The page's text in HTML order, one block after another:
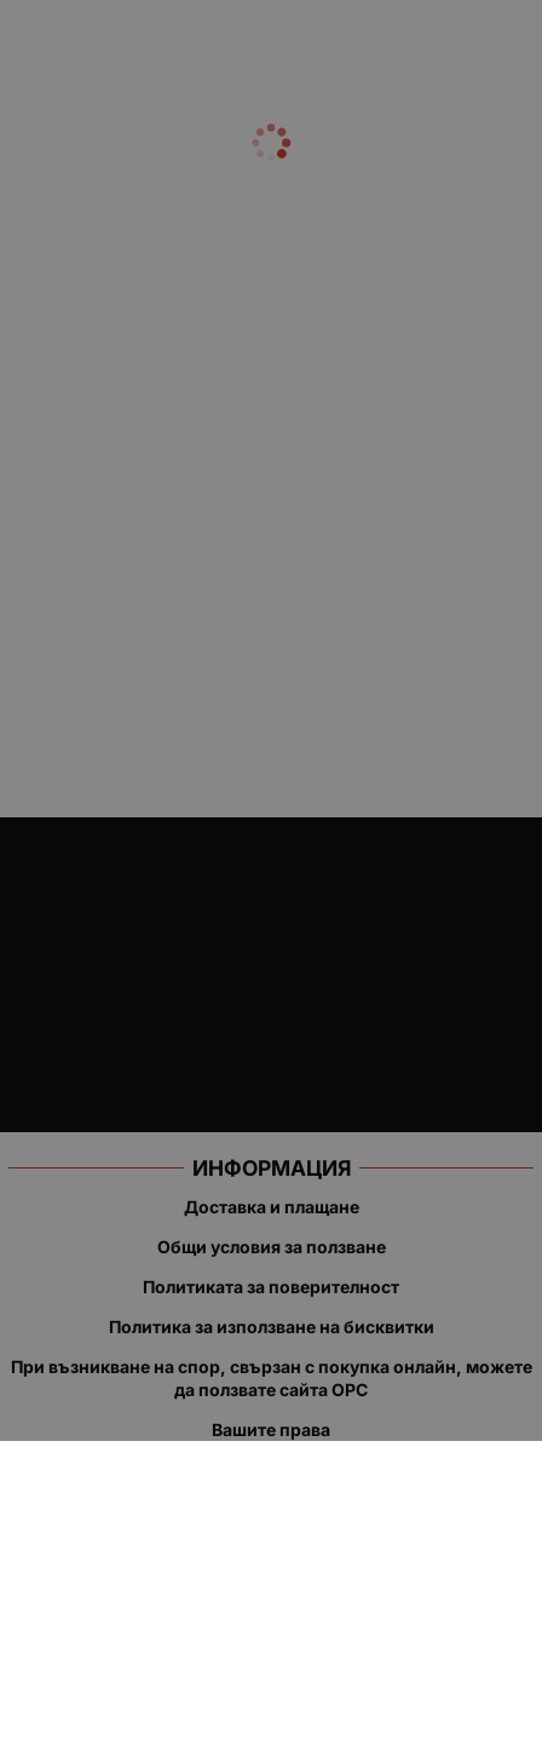
ИНФОРМАЦИЯ
Доставка и плащане
Общи условия за ползване
Политиката за поверителност
Политика за използване на бисквитки
При възникване на спор, свързан с покупка онлайн, можете
да ползвате сайта ОРС
Вашите права